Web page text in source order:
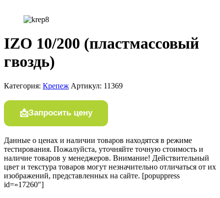
IZO 10/200 (пластмассовый
гвоздь)
Категория: Крепеж Артикул: 11369
Запросить цену
Данные о ценах и наличии товаров находятся в режиме
тестирования. Пожалуйста, уточняйте точную стоимость и
наличие товаров у менеджеров. Внимание! Действительный
цвет и текстура товаров могут незначительно отличаться от их
изображений, представленных на сайте. [popuppress
id=»17260″]